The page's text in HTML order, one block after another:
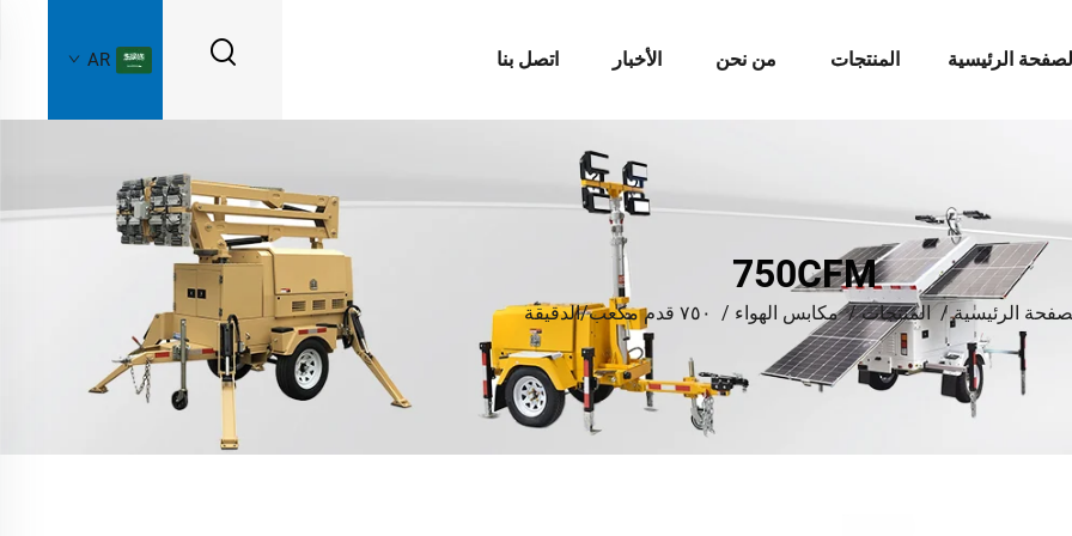
الرئيسية المنتجات من نحن الأخبار اتصل بنا AR
750CFM
الرئيسية/المنتجات/مكابس الهواء / ٧٥٠ قدم مكعب/الدقيقة